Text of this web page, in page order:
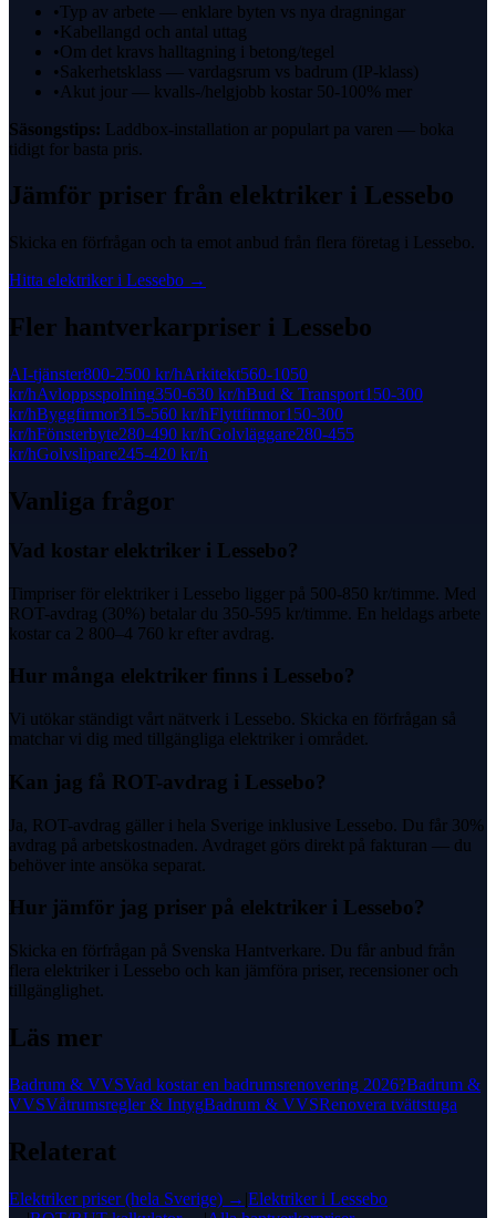
•Typ av arbete — enklare byten vs nya dragningar
• Kabellangd och antal uttag
•Om det kravs halltagning i betong/tegel
•Sakerhetsklass — vardagsrum vs badrum (IP-klass)
• Akut jour — kvalls-/helgjobb kostar 50-100% mer
Säsongstips: Laddbox-installation ar populart pa varen — boka
tidigt for basta pris.
Jämför priser från elektriker i Lessebo
Skicka en förfrågan och ta emot anbud från flera företag i Lessebo.
Hitta elektrikeri Lessebo →
Fler hantverkarpriser i Lessebo
AI-tjänster800-2500 kr/hArkitekt560-1050
kr/hAvloppsspolning350-630 kr/hBud & Transport150-300
kr/hByggfirmor315-560 kr/hFlyttfirmor150-300
kr/hFönsterbyte280-490 kr/hGolvläggare280-455
kr/hGolvslipare245-420 kr/h
Vanliga frågor
Vad kostar elektriker i Lessebo?
Timpriser för elektriker i Lessebo ligger på 500-850 kr/timme. Med
ROT-avdrag (30%) betalar du 350-595 kr/timme. En heldags arbete
kostar ca 2 800–4 760 kr efter avdrag.
Hur många elektriker finns i Lessebo?
Vi utökar ständigt vårt nätverk i Lessebo. Skicka en förfrågan så
matchar vi dig med tillgängliga elektriker i området.
Kan jag få ROT-avdrag i Lessebo?
Ja, ROT-avdrag gäller i hela Sverige inklusive Lessebo. Du får 30%
avdrag på arbetskostnaden. Avdraget görs direkt på fakturan — du
behöver inte ansöka separat.
Hur jämför jag priser på elektriker i Lessebo?
Skicka en förfrågan på Svenska Hantverkare. Du får anbud från
flera elektriker i Lessebo och kan jämföra priser, recensioner och
tillgänglighet.
Läs mer
Badrum & VVSVad kostar en badrumsrenovering 2026?Badrum &
VVSVåtrumsregler & IntygBadrum & VVSRenovera tvättstuga
Relaterat
Elektrikerpriser (hela Sverige) → |Elektrikeri Lessebo